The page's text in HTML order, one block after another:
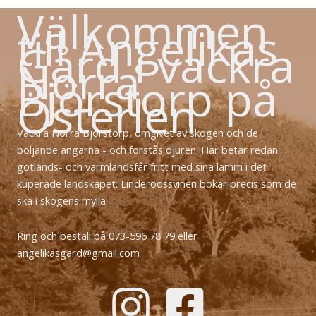
Välkommen
till Angelikas
Gård i vackra
Norra
Björstorp på
Österlen
Vackra Norra Björstorp, omgivet av skogen och de
böljande ängarna - och förstås djuren. Här betar redan
gotlands- och värmlandsfår fritt med sina lamm i det
kuperade landskapet. Linderödssvinen bökar precis som de
ska i skogens mylla.
Ring och beställ på 073-596 78 79 eller
angelikasgard@gmail.com